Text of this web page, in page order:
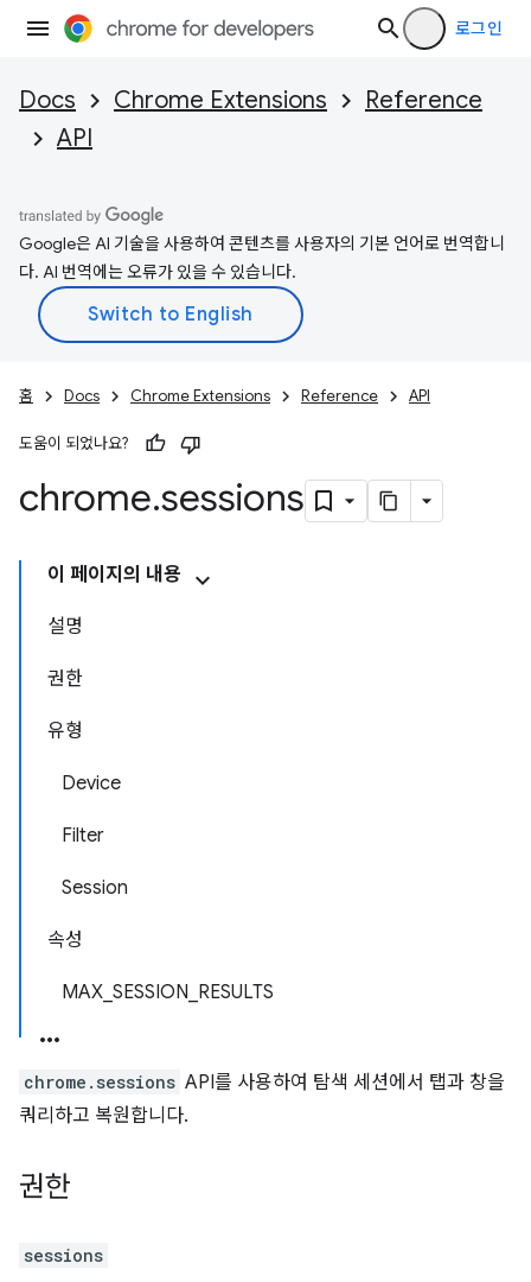
로그인
Docs Chrome Extensions
Reference
API
Google은 AI 기술을 사용하여 콘텐츠를 사용자의 기본 언어로 번역합니
다. AI 번역에는 오류가 있을 수 있습니다.
홈 Docs Chrome Extensions Reference API
도움이 되었나요?
chrome.sessions
이 페이지의 내용
설명
권한
유형
Device
Filter
Session
속성
MAX_SESSION_RESULTS
chrome.sessions API를 사용하여 탐색 세션에서 탭과 창을
쿼리하고 복원합니다.
권한
sessions